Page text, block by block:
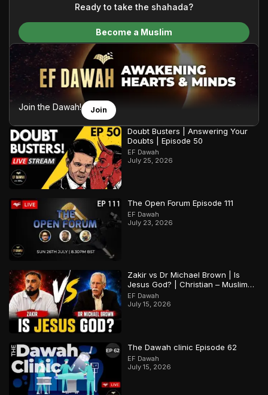
We do all of this with the permission of the Most High, and all
praise belongs to Allah, the Creator of the heavens and the
Ready to take the shahada?
Become a Muslim
Join the Dawah! Join
Doubt Busters | Answering Your
Doubts | Episode 50
EF Dawah
July 25, 2026
The Open Forum Episode 111
EF Dawah
July 23, 2026
Zakir vs Dr Michael Brown | Is
Jesus God? | Christian – Muslim
Debate
EF Dawah
July 15, 2026
The Dawah clinic Episode 62
EF Dawah
July 15, 2026